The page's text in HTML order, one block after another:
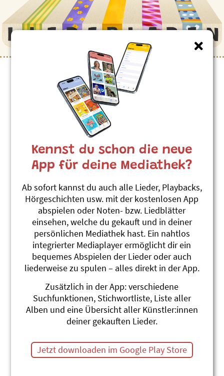
karTON
Gemeinsame Erlebnisse aus dem Leiten von Kinder-
motivierten im August 2000 sechs musikalische
Personen, Lieder für das jüngste Publikum zu
Kennst du schon die neue
App für deine Mediathek?
Ab sofort kannst du auch alle Lieder, Playbacks,
Hörgeschichten usw. mit der kostenlosen App
abspielen oder Noten- bzw. Liedblätter
einsehen, welche du gekauft und in deiner
persönlichen Mediathek hast. Ein nahtlos
integrierter Mediaplayer ermöglicht dir ein
bequemes Abspielen der Lieder oder auch
liederweise zu spulen – alles direkt in der App.
Zusätzlich in der App: verschiedene
Suchfunktionen, Stichwortliste, Liste aller
Alben und eine Übersicht aller Künstler:innen
deiner gekauften Lieder.
Jetzt downloaden im Google Play Store